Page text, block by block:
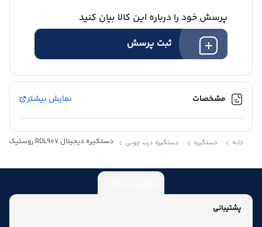
پرسش خود را درباره این کالا بیان کنید
ثبت پرسش
مشخصات نمایش بیشتر
خانه دستگیره دستگیره درب چوبی دستگیره دیجیتال RDL907 روستیک – Rustic
پشتیبانی